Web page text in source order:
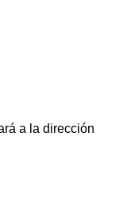
a la dirección